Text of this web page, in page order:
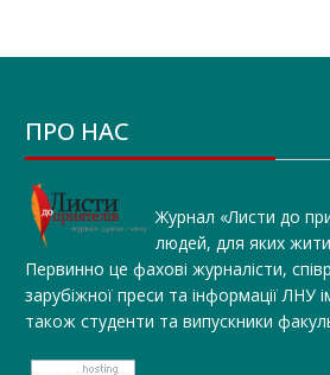
ПРО НАС
Журнал «Листи до
людей, для яких
Первинно це фахові журналісти,
зарубіжної преси та інформації ЛНУ
також студенти та випускники